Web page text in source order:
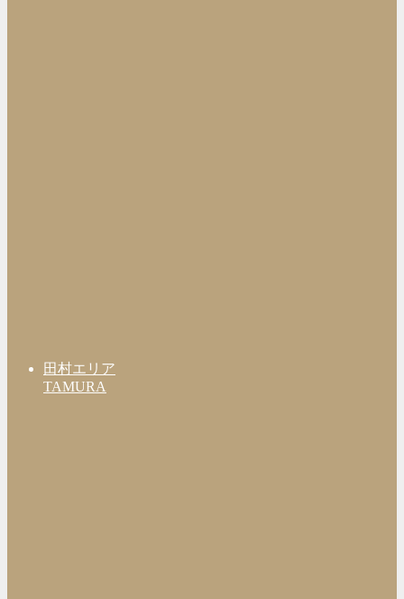
田村エリア
TAMURA